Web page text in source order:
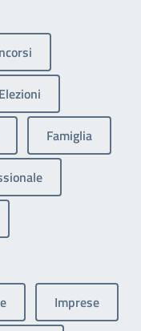
Elezioni
Famiglia
Imprese